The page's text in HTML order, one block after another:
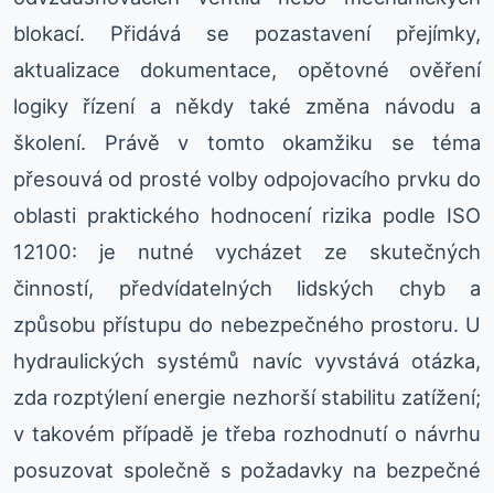
blokací. Přidává se pozastavení přejímky,
aktualizace dokumentace, opětovné ověření
logiky řízení a někdy také změna návodu a
školení. Právě v tomto okamžiku se téma
přesouvá od prosté volby odpojovacího prvku do
oblasti praktického hodnocení rizika podle ISO
12100: je nutné vycházet ze skutečných
činností, předvídatelných lidských chyb a
způsobu přístupu do nebezpečného prostoru. U
hydraulických systémů navíc vyvstává otázka,
zda rozptýlení energie nezhorší stabilitu zatížení;
v takovém případě je třeba rozhodnutí o návrhu
posuzovat společně s požadavky na bezpečné